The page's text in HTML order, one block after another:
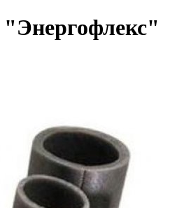
"Энергофлекс"